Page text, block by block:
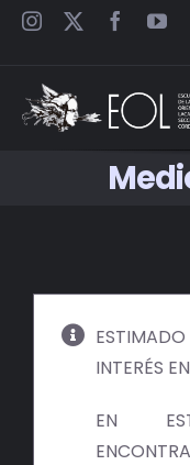
Saltar
INTERÉS
EN